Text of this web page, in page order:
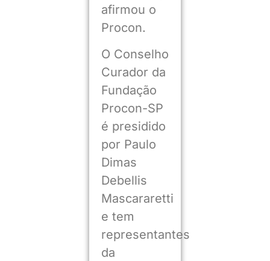
afirmou o
Procon.
O Conselho
Curador da
Fundação
Procon-SP
é presidido
por Paulo
Dimas
Debellis
Mascararetti
e tem
representantes
da